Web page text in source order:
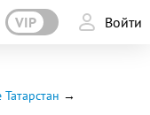
VIP Войти